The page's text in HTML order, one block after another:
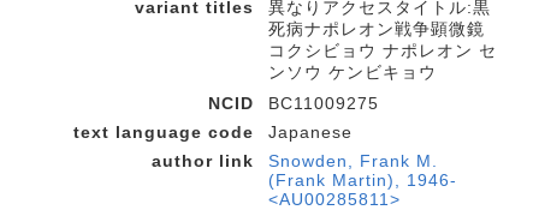
variant titles
異なりアクセスタイトル:黒
死病ナポレオン戦争顕微鏡
コクシビョウ ナポレオン セ
ンソウ ケンビキョウ
NCID
BC11009275
text language code
Japanese
author link
Snowden, Frank M.
(Frank Martin), 1946-
<AU00285811>